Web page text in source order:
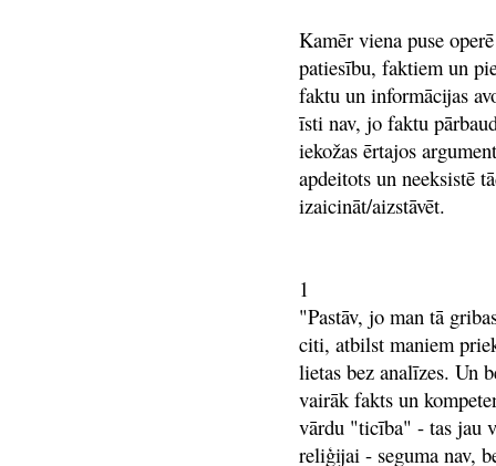
Kamēr viena puse
patiesību, faktiem un
faktu un informācijas
īsti nav, jo faktu
iekožas ērtajos
apdeitots un neeksistē
izaicināt/aizstāvēt.
1
"Pastāv, jo man tā
citi, atbilst maniem
lietas bez analīzes. Un
vairāk fakts un
vārdu "ticība" - tas jau
reliģijai - seguma nav,